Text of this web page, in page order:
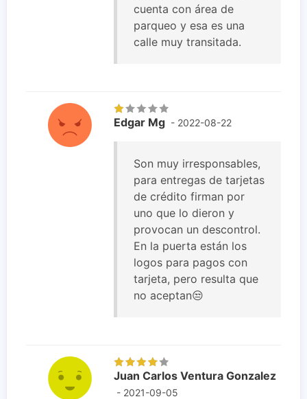
cuenta con área de
parqueo y esa es una
calle muy transitada.
Edgar Mg - 2022-08-22
Son muy irresponsables,
para entregas de tarjetas
de crédito firman por
uno que lo dieron y
provocan un descontrol.
En la puerta están los
logos para pagos con
tarjeta, pero resulta que
no aceptan😒
Juan Carlos Ventura Gonzalez
- 2021-09-05